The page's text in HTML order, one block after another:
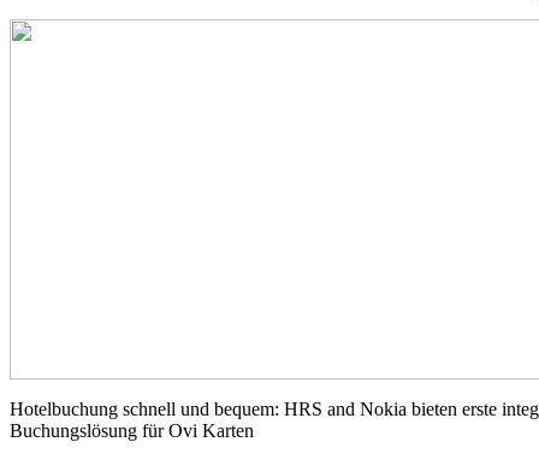
Hotelbuchung schnell und bequem: HRS and Nokia bieten erste
Buchungslösung für Ovi Karten